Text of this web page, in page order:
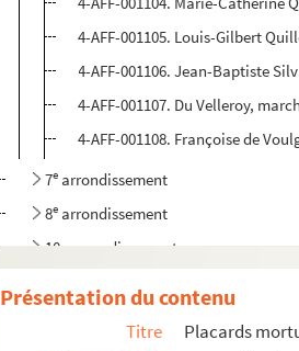
4-AFF-001105. Louis-Gilbert
4-AFF-001106. Jean-Baptiste
4-AFF-001107. Du Velleroy,
4-AFF-001108. Françoise de
7e arrondissement
8e arrondissement
10e arrondissement
Présentation du contenu
Titre
Placards